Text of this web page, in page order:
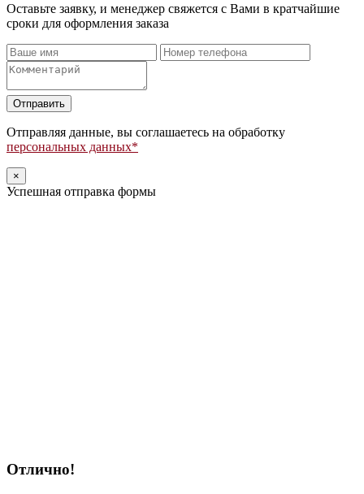
Оставьте заявку, и менеджер свяжется с Вами в кратчайшие
сроки для оформления заказа
Оставьте
это
поле
пустым.
Отправляя данные, вы соглашаетесь на обработку
персональных данных*
×
Успешная отправка формы
Отлично!